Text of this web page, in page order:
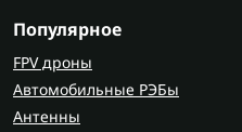
Популярное
FPV дроны
Автомобильные РЭБы
Антенны